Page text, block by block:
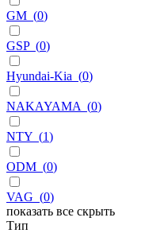
GM (0)
GSP (0)
Hyundai-Kia (0)
NAKAYAMA (0)
NTY (1)
ODM (0)
VAG (0)
показать все скрыть
Тип